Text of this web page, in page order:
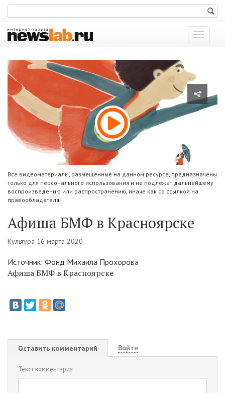
Показать
меню
Все видеоматериалы, размещенные на данном ресурсе, предназначены
только для персонального использования и не подлежат дальнейшему
воспроизведению или распространению, иначе как со ссылкой на
правообладателя.
Афиша БМФ в Красноярске
Культура 16 марта 2020
Источник: Фонд Михаила Прохорова
Афиша БМФ в Красноярске
Оставить комментарий Войти
Текст комментария